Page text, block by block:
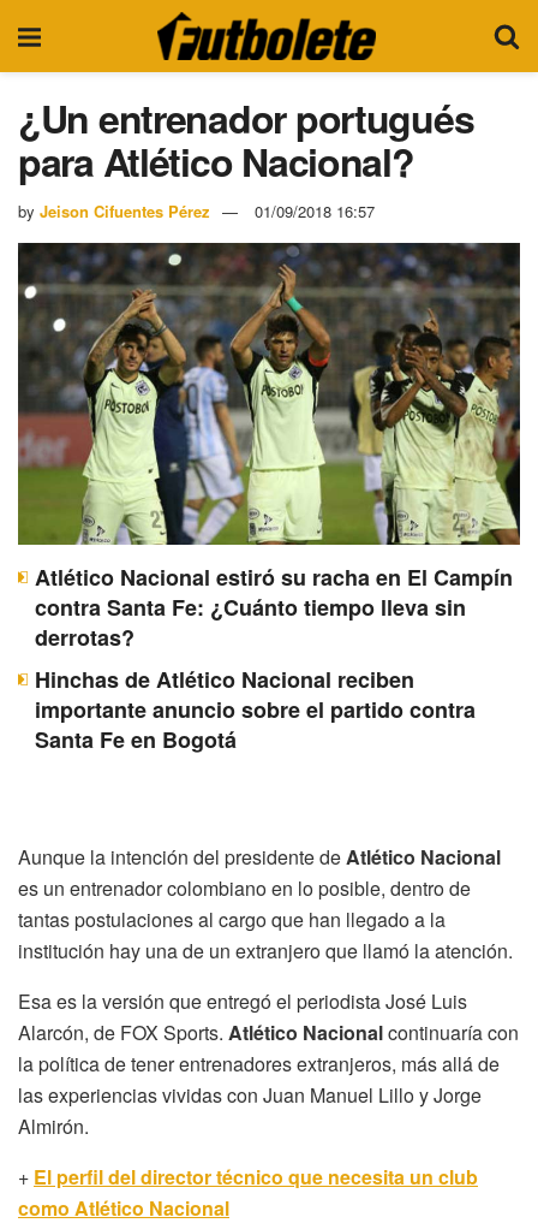
¿Un entrenador portugués
para Atlético Nacional?
by Jeison Cifuentes Pérez 01/09/2018 16:57
Atlético Nacional estiró su racha en El Campín
contra Santa Fe: ¿Cuánto tiempo lleva sin
derrotas?
Hinchas de Atlético Nacional reciben
importante anuncio sobre el partido contra
Santa Fe en Bogotá
Aunque la intención del presidente de Atlético Nacional
es un entrenador colombiano en lo posible, dentro de
tantas postulaciones al cargo que han llegado a la
institución hay una de un extranjero que llamó la atención.
Esa es la versión que entregó el periodista José Luis
Alarcón, de FOX Sports. Atlético Nacionalcontinuaría con
la política de tener entrenadores extranjeros, más allá de
las experiencias vividas con Juan Manuel Lillo y Jorge
Almirón.
+ El perfil del director técnico que necesita un club
como Atlético Nacional